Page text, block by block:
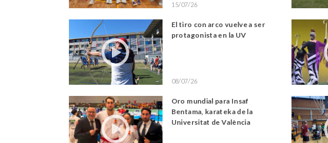
15/07/26
El tiro con arco vuelve a ser
protagonista en la UV
08/07/26
Oro mundial para Insaf
Bentama, karateka de la
Universitat de València